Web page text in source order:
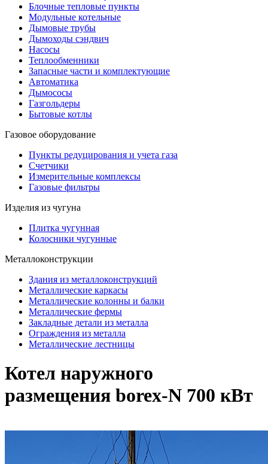
Блочные тепловые пункты
Модульные котельные
Дымовые трубы
Дымоходы сэндвич
Насосы
Теплообменники
Запасные части и комплектующие
Автоматика
Дымососы
Газгольдеры
Бытовые котлы
Газовое оборудование
Пункты редуцирования и учета газа
Счетчики
Измерительные комплексы
Газовые фильтры
Изделия из чугуна
Плитка чугунная
Колосники чугунные
Металлоконструкции
Здания из металлоконструкций
Металлические каркасы
Металлические колонны и балки
Металлические фермы
Закладные детали из металла
Ограждения из металла
Металлические лестницы
Котел наружного
размещения borex-N 700 кВт